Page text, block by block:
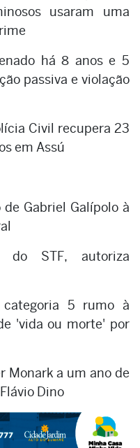
usaram uma
há 8 anos e 5
passiva e violação
Civil recupera 23
em Assú
Gabriel Galípolo à
do STF, autoriza
5 rumo à
'vida ou morte' por
Monark a um ano de
Dino